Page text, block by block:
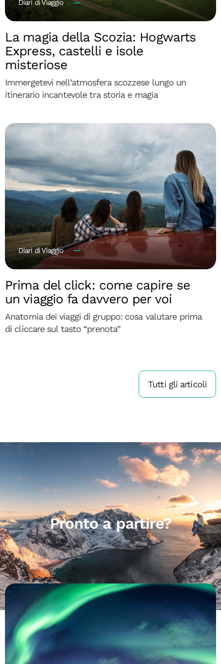
Diari di Viaggio
La magia della Scozia: Hogwarts
Express, castelli e isole
misteriose
Immergetevi nell’atmosfera scozzese lungo un
itinerario incantevole tra storia e magia
Diari di Viaggio
Prima del click: come capire se
un viaggio fa davvero per voi
Anatomia dei viaggi di gruppo: cosa valutare prima
di cliccare sul tasto “prenota”
Tutti gli articoli
Pronto a partire?